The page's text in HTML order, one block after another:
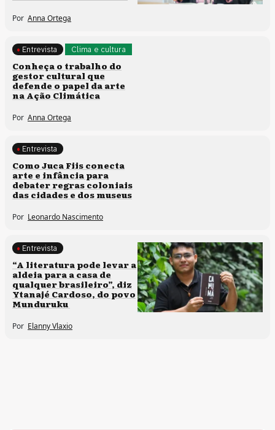
Por Anna Ortega
Clima e cultura
Entrevista
Conheça o trabalho do
gestor cultural que
defende o papel da arte
na Ação Climática
Por Anna Ortega
Entrevista
Processos artísticos
Como Juca Fiis conecta
arte e infância para
debater regras coloniais
das cidades e dos museus
Por Leonardo Nascimento
Comunidades tradicionais
Entrevista
“A literatura pode levar a
aldeia para a casa de
qualquer brasileiro”, diz
Ytanajé Cardoso, do povo
Munduruku
Por Elanny Vlaxio